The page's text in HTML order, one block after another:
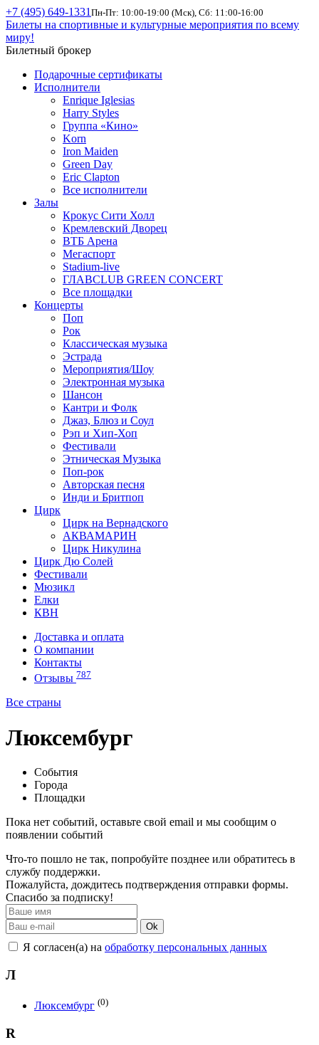
+7 (495) 649-1331 Пн-Пт: 10:00-19:00 (Мск), Сб: 11:00-16:00
Билеты на спортивные и культурные мероприятия по всему
миру!
Билетный брокер
Подарочные сертификаты
Исполнители
Enrique Iglesias
Harry Styles
Группа «Кино»
Korn
Iron Maiden
Green Day
Eric Clapton
Все исполнители
Залы
Крокус Сити Холл
Кремлевский Дворец
ВТБ Арена
Мегаспорт
Stadium-live
ГЛАВCLUB GREEN CONCERT
Все площадки
Концерты
Поп
Рок
Классическая музыка
Эстрада
Мероприятия/Шоу
Электронная музыка
Шансон
Кантри и Фолк
Джаз, Блюз и Соул
Рэп и Хип-Хоп
Фестивали
Этническая Музыка
Поп-рок
Авторская песня
Инди и Бритпоп
Цирк
Цирк на Вернадского
АКВАМАРИН
Цирк Никулина
Цирк Дю Солей
Фестивали
Мюзикл
Елки
КВН
Доставка и оплата
О компании
Контакты
Отзывы 787
Все страны
Люксембург
События
Города
Площадки
Пока нет событий, оставьте свой email и мы сообщим о
появлении событий
Что-то пошло не так, попробуйте позднее или обратитесь в
службу поддержки.
Пожалуйста, дождитесь подтверждения отправки формы.
Спасибо за подписку!
Ok
Я согласен(а) на обработку персональных данных
Л
Люксембург (0)
R